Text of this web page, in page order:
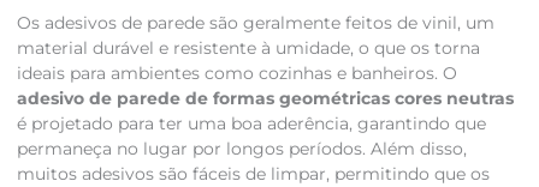
Os adesivos de parede são geralmente feitos de vinil, um
material durável e resistente à umidade, o que os torna
ideais para ambientes como cozinhas e banheiros. O
adesivo de parede de formas geométricas cores neutras
é projetado para ter uma boa aderência, garantindo que
permaneça no lugar por longos períodos. Além disso,
muitos adesivos são fáceis de limpar, permitindo que os